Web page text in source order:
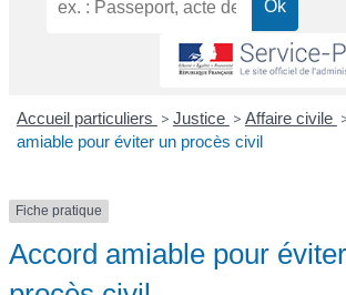
Accueil particuliers > Justice > Affaire civile
amiable pour éviter un procès civil
Fiche pratique
Accord amiable pour